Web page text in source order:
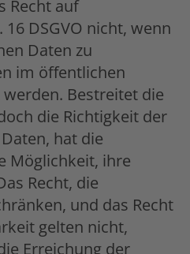
Recht auf
DSGVO nicht, wenn
Daten zu
im öffentlichen
Bestreitet die
die Richtigkeit der
hat die
Möglichkeit, ihre
Recht, die
und das Recht
gelten nicht,
Erreichung der